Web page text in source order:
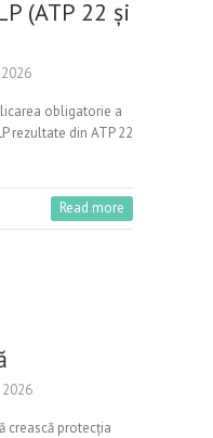
(ATP 22 și
2026
obligatorie a
rezultate din ATP 22
Read more
2026
crească protecția